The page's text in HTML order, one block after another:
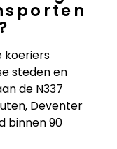
koeriers
steden en
de N337
Deventer
binnen 90